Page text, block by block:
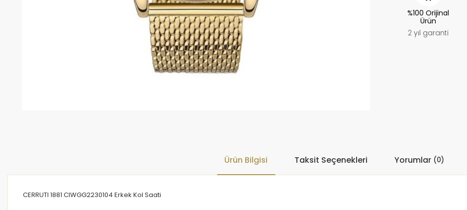
%100 Orijinal
Ürün
2 yıl garanti
Ürün Bilgisi Taksit Seçenekleri Yorumlar (0)
CERRUTI 1881 CIWGG2230104 Erkek Kol Saati